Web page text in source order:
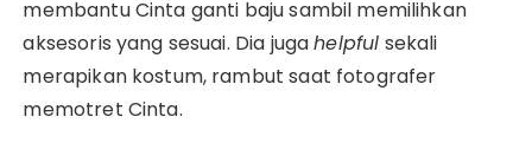
membantu Cinta ganti baju sambil memilihkan
aksesoris yang sesuai. Dia jugahelpful sekali
merapikan kostum, rambut saat fotografer
memotret Cinta.